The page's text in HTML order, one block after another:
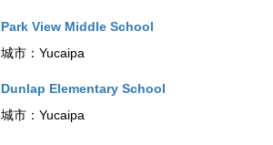
Park View Middle School
城市： Yucaipa
Dunlap Elementary School
城市： Yucaipa